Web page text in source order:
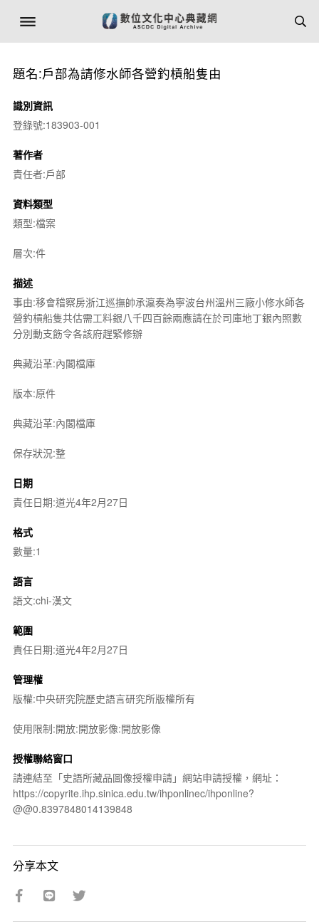
題名:戶部為請修水師各營釣槓船隻由
識別資訊
登錄號:183903-001
著作者
責任者:戶部
資料類型
類型:檔案
層次:件
描述
事由:移會稽察房浙江巡撫帥承瀛奏為寧波台州溫州三廠小修水師各
營釣槓船隻共估需工料銀八千四百餘兩應請在於司庫地丁銀內照數
分別動支飭令各該府趕緊修辦
典藏沿革:內閣檔庫
版本:原件
典藏沿革:內閣檔庫
保存狀況:整
日期
責任日期:道光4年2月27日
格式
數量:1
語言
語文:chi-漢文
範圍
責任日期:道光4年2月27日
管理權
版權:中央研究院歷史語言研究所版權所有
使用限制:開放:開放影像:開放影像
授權聯絡窗口
請連結至「史語所藏品圖像授權申請」網站申請授權，網址：
https://copyrite.ihp.sinica.edu.tw/ihponlinec/ihponline?
@@0.8397848014139848
分享本文